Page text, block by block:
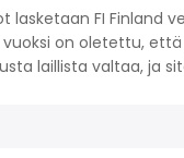
lasketaan FI Finland
vuoksi on oletettu,
laillista valtaa, ja